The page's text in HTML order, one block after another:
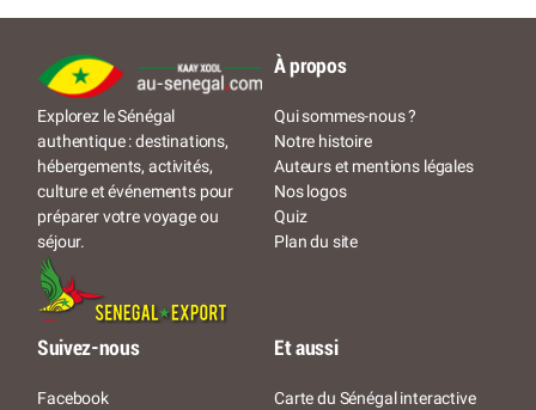
Explorez le Sénégal
authentique : destinations,
hébergements, activités,
culture et événements pour
préparer votre voyage ou
séjour.
À propos
Qui sommes-nous ?
Notre histoire
Auteurs et mentions légales
Nos logos
Quiz
Plan du site
Suivez-nous
Facebook
Et aussi
Carte du Sénégal interactive